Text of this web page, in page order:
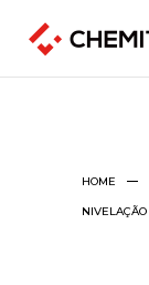
HOME
NIVELAÇÃO